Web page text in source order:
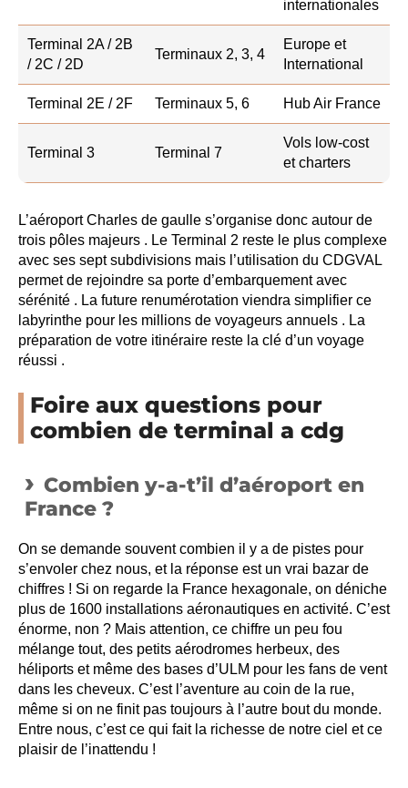
internationales
Terminal 2A / 2B
/ 2C / 2D
Terminaux 2, 3, 4
Europe et
International
Terminal 2E / 2F Terminaux 5, 6 Hub Air France
Terminal 3 Terminal 7
Vols low-cost
et charters
L’aéroport Charles de gaulle s’organise donc autour de
trois pôles majeurs . Le Terminal 2 reste le plus complexe
avec ses sept subdivisions mais l’utilisation du CDGVAL
permet de rejoindre sa porte d’embarquement avec
sérénité . La future renumérotation viendra simplifier ce
labyrinthe pour les millions de voyageurs annuels . La
préparation de votre itinéraire reste la clé d’un voyage
réussi .
Foire aux questions pour
combien de terminal a cdg
Combien y-a-t’il d’aéroport en
France ?
On se demande souvent combien il y a de pistes pour
s’envoler chez nous, et la réponse est un vrai bazar de
chiffres ! Si on regarde la France hexagonale, on déniche
plus de 1600 installations aéronautiques en activité. C’est
énorme, non ? Mais attention, ce chiffre un peu fou
mélange tout, des petits aérodromes herbeux, des
héliports et même des bases d’ULM pour les fans de vent
dans les cheveux. C’est l’aventure au coin de la rue,
même si on ne finit pas toujours à l’autre bout du monde.
Entre nous, c’est ce qui fait la richesse de notre ciel et ce
plaisir de l’inattendu !